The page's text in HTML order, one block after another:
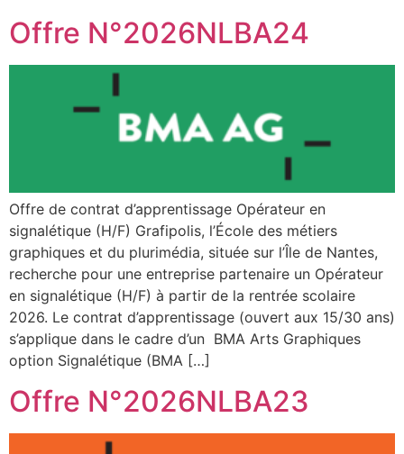
Offre N°2026NLBA24
Offre de contrat d’apprentissage Opérateur en
signalétique (H/F) Grafipolis, l’École des métiers
graphiques et du plurimédia, située sur l’Île de Nantes,
recherche pour une entreprise partenaire un Opérateur
en signalétique (H/F) à partir de la rentrée scolaire
2026. Le contrat d’apprentissage (ouvert aux 15/30 ans)
s’applique dans le cadre d’un BMA Arts Graphiques
option Signalétique (BMA […]
Offre N°2026NLBA23